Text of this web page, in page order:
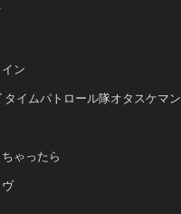
ン
タイムパトロール隊オタスケマン
ゃったら